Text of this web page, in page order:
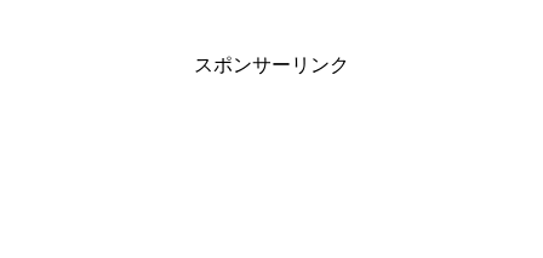
スポンサーリンク